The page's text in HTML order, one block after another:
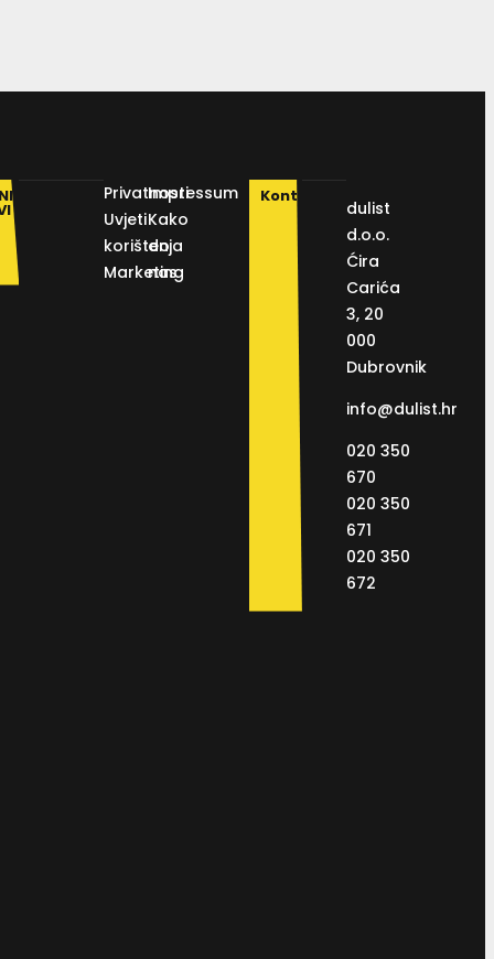
Privatnosti
Uvjeti
korištenja
Marketing
Impressum
Kako
do
nas
Kontakt
dulist
d.o.o.
Ćira
Carića
3, 20
000
Dubrovnik
info@dulist.hr
020 350
670
020 350
671
020 350
672